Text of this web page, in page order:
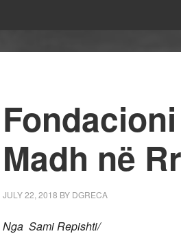
Madh në
JULY 22, 2018 BY DGRECA
Nga Sami Repishti/